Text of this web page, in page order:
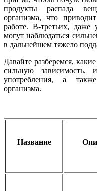
продукты распада
организма, что
работе. В-третьих, даже
могут наблюдаться
в дальнейшем тяжело
Давайте разберемся,
сильную зависимость,
употребления, а
организма.
Название